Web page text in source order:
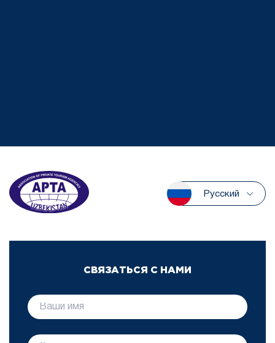
Русский
СВЯЗАТЬСЯ С НАМИ